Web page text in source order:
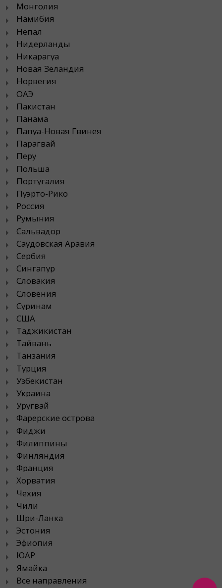
Монголия
Намибия
Непал
Нидерланды
Никарагуа
Новая Зеландия
Норвегия
ОАЭ
Пакистан
Панама
Папуа-Новая Гвинея
Парагвай
Перу
Польша
Португалия
Пуэрто-Рико
Россия
Румыния
Сальвадор
Саудовская Аравия
Сербия
Сингапур
Словакия
Словения
Суринам
США
Таджикистан
Тайвань
Танзания
Турция
Узбекистан
Украина
Уругвай
Фарерские острова
Фиджи
Филиппины
Финляндия
Франция
Хорватия
Чехия
Чили
Шри-Ланка
Эстония
Эфиопия
ЮАР
Ямайка
Все направления